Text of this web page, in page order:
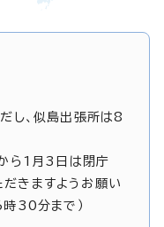
し、似島出張所は8
ら1月3日は閉庁
きますようお願い
時30分まで）